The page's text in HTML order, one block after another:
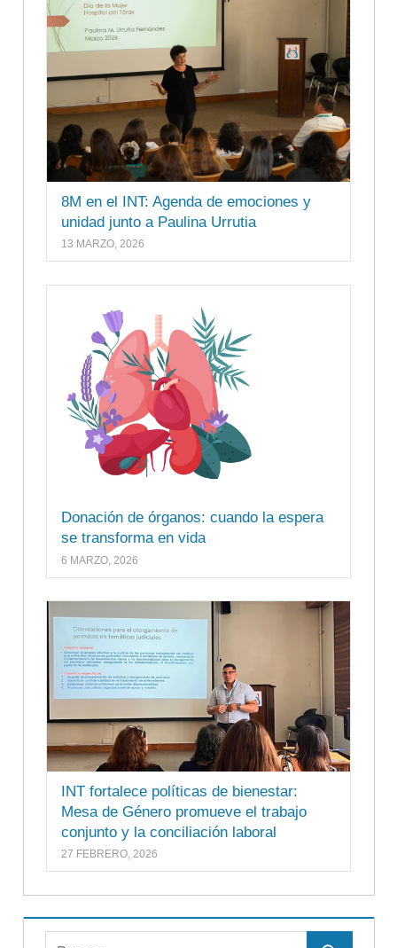
8M en el INT: Agenda de emociones y
unidad junto a Paulina Urrutia
13 MARZO, 2026
Donación de órganos: cuando la espera
se transforma en vida
6 MARZO, 2026
INT fortalece políticas de bienestar:
Mesa de Género promueve el trabajo
conjunto y la conciliación laboral
27 FEBRERO, 2026